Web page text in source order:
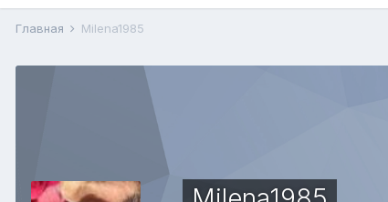
Главная Milena1985